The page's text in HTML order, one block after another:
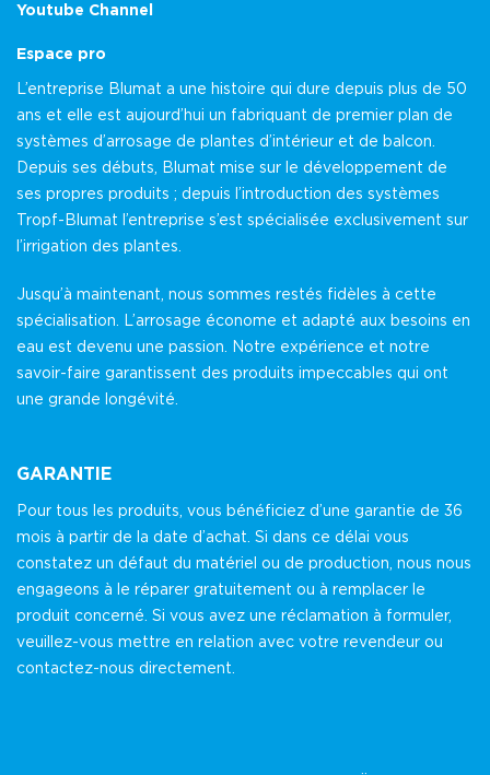
Youtube Channel
Espace pro
L’entreprise Blumat a une histoire qui dure depuis plus de 50
ans et elle est aujourd’hui un fabriquant de premier plan de
systèmes d’arrosage de plantes d’intérieur et de balcon.
Depuis ses débuts, Blumat mise sur le développement de
ses propres produits ; depuis l’introduction des systèmes
Tropf-Blumat l’entreprise s’est spécialisée exclusivement sur
l’irrigation des plantes.
Jusqu’à maintenant, nous sommes restés fidèles à cette
spécialisation. L’arrosage économe et adapté aux besoins en
eau est devenu une passion. Notre expérience et notre
savoir-faire garantissent des produits impeccables qui ont
une grande longévité.
GARANTIE
Pour tous les produits, vous bénéficiez d’une garantie de 36
mois à partir de la date d’achat. Si dans ce délai vous
constatez un défaut du matériel ou de production, nous nous
engageons à le réparer gratuitement ou à remplacer le
produit concerné. Si vous avez une réclamation à formuler,
veuillez-vous mettre en relation avec votre revendeur ou
contactez-nous directement.